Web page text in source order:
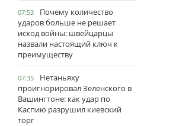
07:53
Почему количество
ударов больше не решает
исход войны: швейцарцы
назвали настоящий ключ к
преимуществу
07:35
Нетаньяху
проигнорировал Зеленского в
Вашингтоне: как удар по
Каспию разрушил киевский
торг